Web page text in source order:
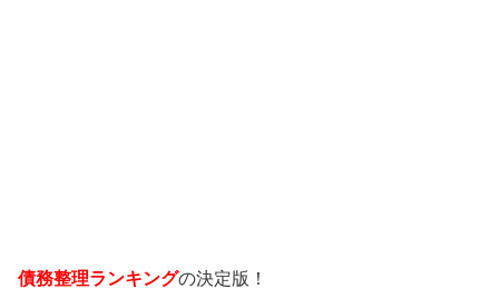
債務整理ランキングの決定版！